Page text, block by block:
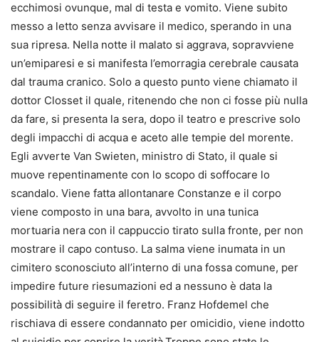
ecchimosi ovunque, mal di testa e vomito. Viene subito
messo a letto senza avvisare il medico, sperando in una
sua ripresa. Nella notte il malato si aggrava, sopravviene
un’emiparesi e si manifesta l’emorragia cerebrale causata
dal trauma cranico. Solo a questo punto viene chiamato il
dottor Closset il quale, ritenendo che non ci fosse più nulla
da fare, si presenta la sera, dopo il teatro e prescrive solo
degli impacchi di acqua e aceto alle tempie del morente.
Egli avverte Van Swieten, ministro di Stato, il quale si
muove repentinamente con lo scopo di soffocare lo
scandalo. Viene fatta allontanare Constanze e il corpo
viene composto in una bara, avvolto in una tunica
mortuaria nera con il cappuccio tirato sulla fronte, per non
mostrare il capo contuso. La salma viene inumata in un
cimitero sconosciuto all’interno di una fossa comune, per
impedire future riesumazioni ed a nessuno è data la
possibilità di seguire il feretro. Franz Hofdemel che
rischiava di essere condannato per omicidio, viene indotto